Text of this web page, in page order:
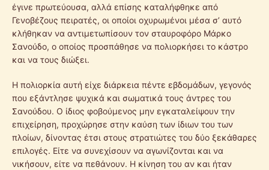
έγινε πρωτεύουσα, αλλά επίσης καταλήφθηκε από
Γενοβέζους πειρατές, οι οποίοι οχυρωμένοι μέσα σ’ αυτό
κλήθηκαν να αντιμετωπίσουν τον σταυροφόρο Μάρκο
Σανούδο, ο οποίος προσπάθησε να πολιορκήσει το κάστρο
και να τους διώξει.
Η πολιορκία αυτή είχε διάρκεια πέντε εβδομάδων, γεγονός
που εξάντλησε ψυχικά και σωματικά τους άντρες του
Σανούδου. Ο ίδιος φοβούμενος μην εγκαταλείψουν την
επιχείρηση, προχώρησε στην καύση των ίδιων του των
πλοίων, δίνοντας έτσι στους στρατιώτες του δύο ξεκάθαρες
επιλογές. Είτε να συνεχίσουν να αγωνίζονται και να
νικήσουν, είτε να πεθάνουν. Η κίνηση του αν και ήταν